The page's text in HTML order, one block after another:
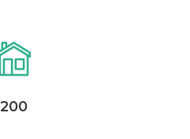
200